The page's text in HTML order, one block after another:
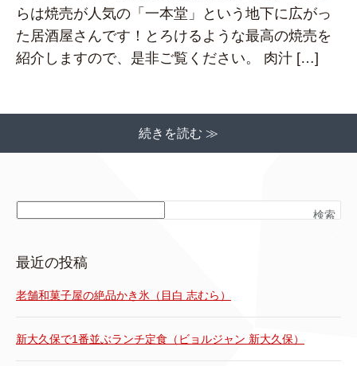
らは焼売が人気の「一本堂」という地下に広がっ
た居酒屋さんです！とろけるような最高の焼売を
紹介しますので、是非ご覧ください。 肉汁 […]
続きを読む ≫
検索
最近の投稿
老舗和菓子屋の絶品かき氷（目白 志むら）
新大久保で1番並ぶランチ定食（ビョルジャン 新大久保）